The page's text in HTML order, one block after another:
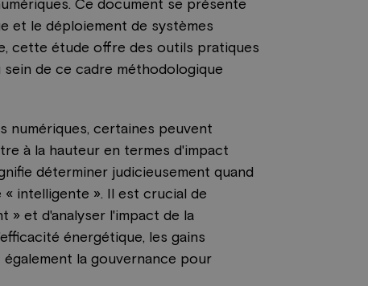
Ce document se présente
et le déploiement de systèmes
cette étude offre des outils pratiques
de ce cadre méthodologique
numériques, certaines peuvent
à la hauteur en termes d'impact
déterminer judicieusement quand
intelligente ». Il est crucial de
» et d'analyser l'impact de la
énergétique, les gains
la gouvernance pour